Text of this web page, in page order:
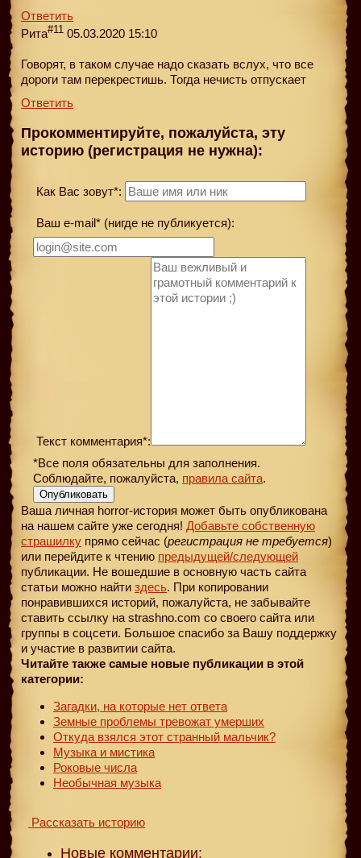
Ответить
Рита#11 05.03.2020 15:10
Говорят, в таком случае надо сказать вслух, что все
дороги там перекрестишь. Тогда нечисть отпускает
Ответить
Прокомментируйте, пожалуйста, эту
историю (регистрация не нужна):
Как Вас зовут*:
Ваш e-mail* (нигде не публикуется):
Текст комментария*:
*Все поля обязательны для заполнения.
Соблюдайте, пожалуйста, правила сайта.
Опубликовать
Ваша личная horror-история может быть опубликована
на нашем сайте уже сегодня! Добавьте собственную
страшилку прямо сейчас (регистрация не требуется)
или перейдите к чтению предыдущей/следующей
публикации. Не вошедшие в основную часть сайта
статьи можно найти здесь. При копировании
понравившихся историй, пожалуйста, не забывайте
ставить ссылку на strashno.com со своего сайта или
группы в соцсети. Большое спасибо за Вашу поддержку
и участие в развитии сайта.
Читайте также самые новые публикации в этой
категории:
Загадки, на которые нет ответа
Земные проблемы тревожат умерших
Откуда взялся этот странный мальчик?
Музыка и мистика
Роковые числа
Необычная музыка
Рассказать историю
Новые комментарии: